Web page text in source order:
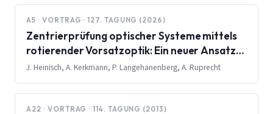
A5 · VORTRAG · 127. TAGUNG (2026)
Zentrierprüfung optischer Systeme mittels
rotierender Vorsatzoptik: Ein neuer Ansatz
für komplexe Prüfszenarien
J. Heinisch, A. Kerkmann, P. Langehanenberg, A. Ruprecht
A22 · VORTRAG · 114. TAGUNG (2013)